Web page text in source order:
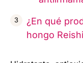
¿En qué
hongo